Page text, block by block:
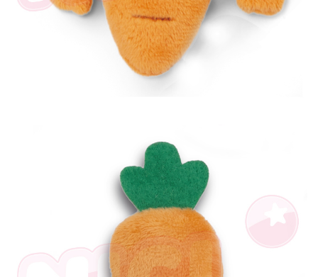
５．嚴禁一人註冊多個帳號或使用他人資訊註冊。若發現惡意使用之情形，
恩沛科技股份有限公司將有權停止該用戶之使用額度並採取法律行動。